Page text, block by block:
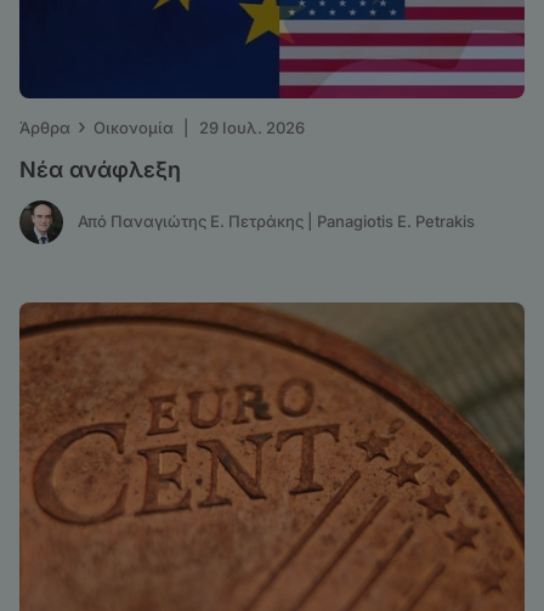
Άρθρα › Οικονομία 29 Ιουλ. 2026
Νέα ανάφλεξη
Από Παναγιώτης Ε. Πετράκης | Panagiotis E. Petrakis